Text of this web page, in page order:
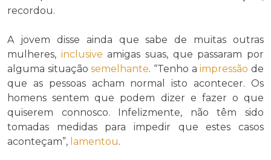
recordou.
A jovem disse ainda que sabe de muitas outras
mulheres, inclusive amigas suas, que passaram por
alguma situaçãosemelhante. “Tenho aimpressão de
que as pessoas acham normal isto acontecer. Os
homens sentem que podem dizer e fazer o que
quiserem connosco. Infelizmente, não têm sido
tomadas medidas para impedir que estes casos
aconteçam”, lamentou.